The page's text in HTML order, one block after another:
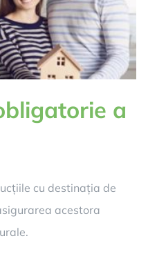
a
cu destinația de
acestora